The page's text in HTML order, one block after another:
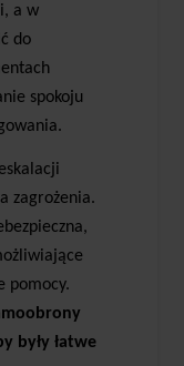
a w
do
spokoju
zagrożenia.
pomocy.
były łatwe